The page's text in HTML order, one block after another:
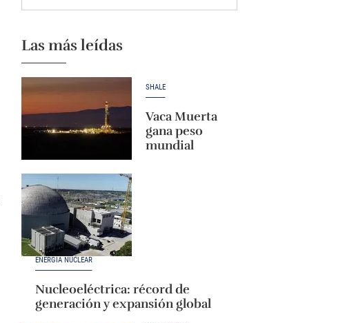
Las más leídas
SHALE
Vaca Muerta
gana peso
mundial
ENERGÍA NUCLEAR
Nucleoeléctrica: récord de
generación y expansión global